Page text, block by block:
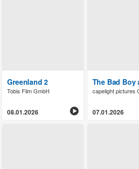
Greenland 2
Tobis Film GmbH
08.01.2026
The Bad Boy
capelight pictures
07.01.2026